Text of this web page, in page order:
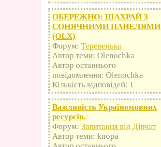
ОБЕРЕЖНО: ШАХРАЙ З
СОНЯЧНИМИ ПАНЕЛЯМИ
(OLX)
Форум: Теревенька
Автор теми: Olenochka
Автор останнього
повідомлення: Olenochka
Кількість відповідей: 1
Важливість Україномовних
ресурсів.
Форум: Запитання від Дівчат
Автор теми: knopa